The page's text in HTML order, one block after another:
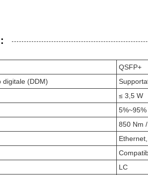
QSFP+
digitale (DDM)
≤ 3,5 W
5%~95%
850 Nm
LC